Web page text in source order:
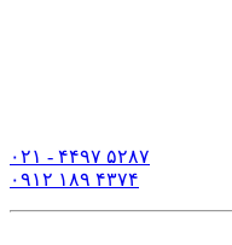
۰۲۱ - ۴۴۹۷ ۵۲۸۷
۰۹۱۲ ۱۸۹ ۴۳۷۴